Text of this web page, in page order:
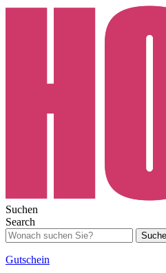
Suchen
Search
Gutschein